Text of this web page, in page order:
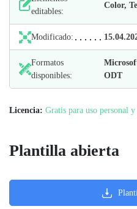
editables:
Color,
Modificado:
Formatos
disponibles:
ODT
Licencia: Gratis para uso personal
Plantilla abierta